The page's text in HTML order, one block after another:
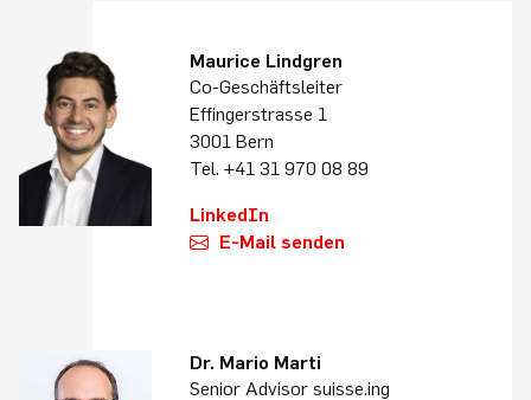
Maurice Lindgren
Co-Geschäftsleiter
Effingerstrasse 1
3001 Bern
Tel. +41 31 970 08 89
LinkedIn
E-Mail senden
Dr. Mario Marti
Senior Advisor suisse.ing